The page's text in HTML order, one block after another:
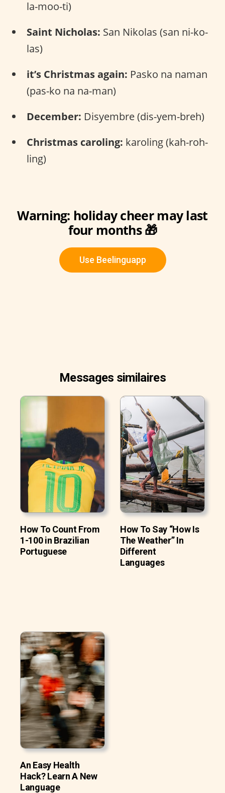
la-moo-ti)
Saint Nicholas: San Nikolas (san ni-ko-
las)
it’s Christmas again: Pasko na naman
(pas-ko na na-man)
December: Disyembre (dis-yem-breh)
Christmas caroling: karoling (kah-roh-
ling)
Warning: holiday cheer may last
four months 🎁
Use Beelinguapp
Messages similaires
How To Count From
1-100 in Brazilian
Portuguese
How To Say “How Is
The Weather” In
Different
Languages
An Easy Health
Hack? Learn A New
Language